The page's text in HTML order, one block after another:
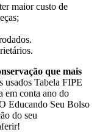
maior custo de
que mais
Tabela FIPE
em conta ano do
Educando Seu Bolso
do seu